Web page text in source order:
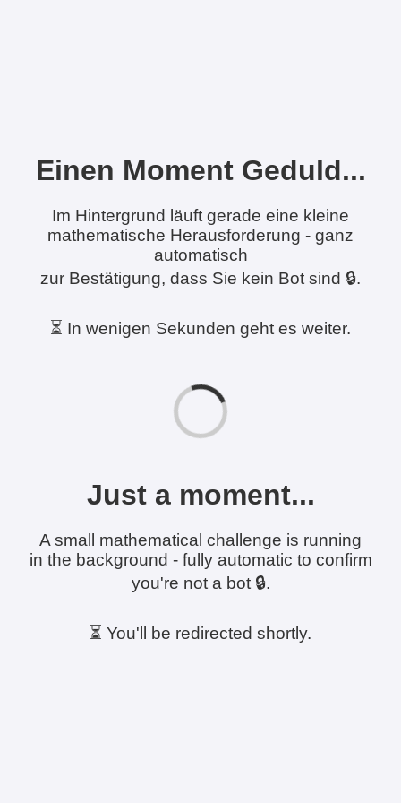
Einen Moment Geduld...
Im Hintergrund läuft gerade eine kleine
mathematische Herausforderung - ganz
automatisch
zur Bestätigung, dass Sie kein Bot sind 🔒.
⏳ In wenigen Sekunden geht es weiter.
Just a moment...
A small mathematical challenge is running
in the background - fully automatic to confirm
you're not a bot 🔒.
⏳ You'll be redirected shortly.